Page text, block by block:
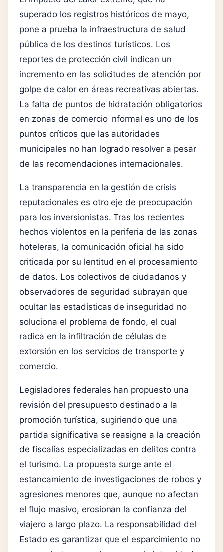
superado los registros históricos de mayo,
pone a prueba la infraestructura de salud
pública de los destinos turísticos. Los
reportes de protección civil indican un
incremento en las solicitudes de atención por
golpe de calor en áreas recreativas abiertas.
La falta de puntos de hidratación obligatorios
en zonas de comercio informal es uno de los
puntos críticos que las autoridades
municipales no han logrado resolver a pesar
de las recomendaciones internacionales.
La transparencia en la gestión de crisis
reputacionales es otro eje de preocupación
para los inversionistas. Tras los recientes
hechos violentos en la periferia de las zonas
hoteleras, la comunicación oficial ha sido
criticada por su lentitud en el procesamiento
de datos. Los colectivos de ciudadanos y
observadores de seguridad subrayan que
ocultar las estadísticas de inseguridad no
soluciona el problema de fondo, el cual
radica en la infiltración de células de
extorsión en los servicios de transporte y
comercio.
Legisladores federales han propuesto una
revisión del presupuesto destinado a la
promoción turística, sugiriendo que una
partida significativa se reasigne a la creación
de fiscalías especializadas en delitos contra
el turismo. La propuesta surge ante el
estancamiento de investigaciones de robos y
agresiones menores que, aunque no afectan
el flujo masivo, erosionan la confianza del
viajero a largo plazo. La responsabilidad del
Estado es garantizar que el esparcimiento no